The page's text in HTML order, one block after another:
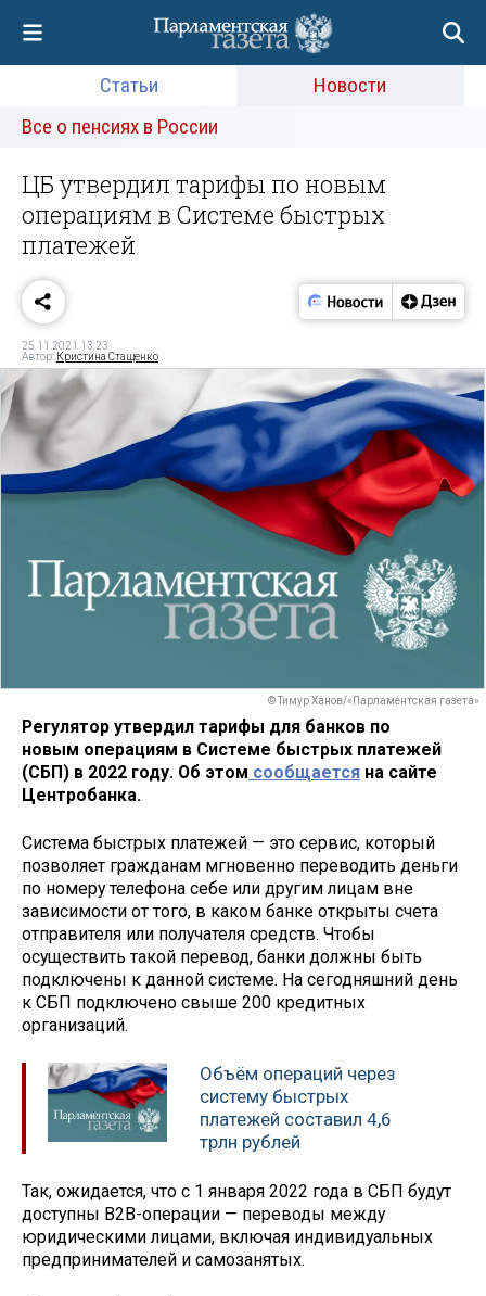
Статьи
Новости
Все о пенсиях в России
ЦБ утвердил тарифы по новым
операциям в Системе быстрых
платежей
25.11.2021 13:23
Автор: Кристина Стащенко
© Тимур Ханов/«Парламентская газета»
Регулятор утвердил тарифы для банков по
новым операциям в Системе быстрых платежей
(СБП) в 2022 году. Об этом сообщается на сайте
Центробанка.
Система быстрых платежей — это сервис, который
позволяет гражданам мгновенно переводить деньги
по номеру телефона себе или другим лицам вне
зависимости от того, в каком банке открыты счета
отправителя или получателя средств. Чтобы
осуществить такой перевод, банки должны быть
подключены к данной системе. На сегодняшний день
к СБП подключено свыше 200 кредитных
организаций.
Объём операций через
систему быстрых
платежей составил 4,6
трлн рублей
Так, ожидается, что с 1 января 2022 года в СБП будут
доступны В2В-операции — переводы между
юридическими лицами, включая индивидуальных
предпринимателей и самозанятых.